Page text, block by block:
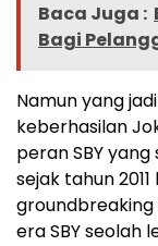
Baca Juga :
Bagi
Namun yang
keberhasilan
peran SBY
sejak tahun
groundbreaking
era SBY seolah